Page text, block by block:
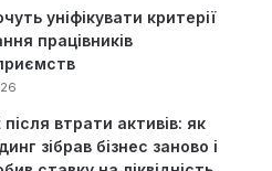
уніфікувати критерії
працівників
після втрати активів: як
зібрав бізнес заново і